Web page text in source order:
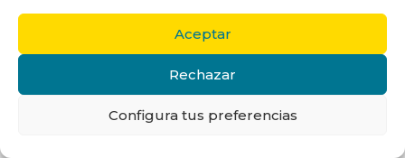
Aceptar
Rechazar
Configura tus preferencias